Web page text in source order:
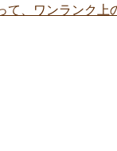
、ワンランク上